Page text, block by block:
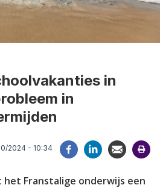
in
in
2024 - 10:34
Franstalige onderwijs een